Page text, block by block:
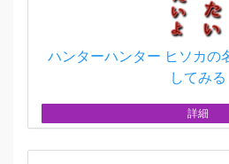
ハンターハンター ヒソカの
してみる
詳細